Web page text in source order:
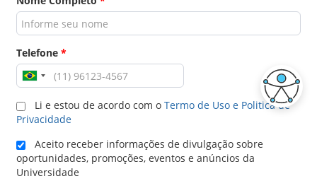
Telefone *
Li e estou de acordo com o Termo de Uso e Politica de
Privacidade
Aceito receber informações de divulgação sobre
oportunidades, promoções, eventos e anúncios da
Universidade